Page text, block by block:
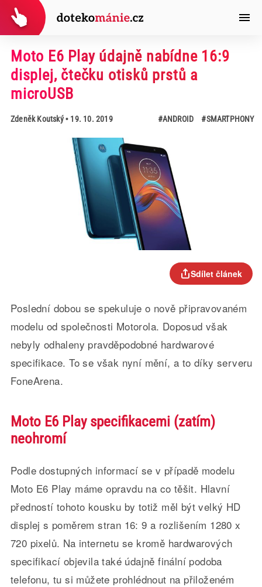
Moto E6 Play údajně nabídne 16:9
displej, čtečku otisků prstů a
microUSB
Zdeněk Koutský• 19. 10. 2019 #ANDROID #SMARTPHONY
Sdílet článek
Poslední dobou se spekuluje o nově připravovaném
modelu od společnosti Motorola. Doposud však
nebyly odhaleny pravděpodobné hardwarové
specifikace. To se však nyní mění, a to díky serveru
FoneArena.
Moto E6 Play specifikacemi (zatím)
neohromí
Podle dostupných informací se v případě modelu
Moto E6 Play máme opravdu na co těšit. Hlavní
předností tohoto kousku by totiž měl být velký HD
displej s poměrem stran 16: 9 a rozlišením 1280 x
720 pixelů. Na internetu se kromě hardwarových
specifikací objevila také údajně finální podoba
telefonu, tu si můžete prohlédnout na přiloženém